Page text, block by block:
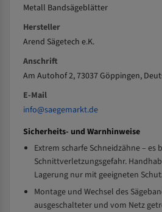
Metall Bandsägeblätter
Hersteller
Arend Sägetech e.K.
Anschrift
Am Autohof 2, 73037 Göppingen,
E-Mail
info@saegemarkt.de
Sicherheits- und Warnhinweise
Extrem scharfe Schneidzähne – es
Schnittverletzungsgefahr.
Lagerung nur mit geeigneten
Montage und Wechsel des
ausgeschalteter und vom Netz